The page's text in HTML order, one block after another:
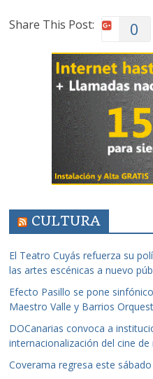
Share This Post: 0
CULTURA
El Teatro Cuyás refuerza su
las artes escénicas a nuevo
Efecto Pasillo se pone
Maestro Valle y Barrios
DOCanarias convoca a
internacionalización del cine de
Coverama regresa este